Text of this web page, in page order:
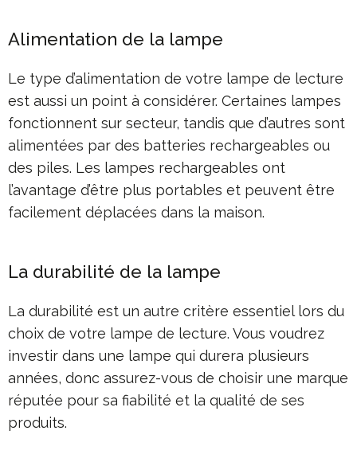
Alimentation de la lampe
Le type d’alimentation de votre lampe de lecture
est aussi un point à considérer. Certaines lampes
fonctionnent sur secteur, tandis que d’autres sont
alimentées par des batteries rechargeables ou
des piles. Les lampes rechargeables ont
l’avantage d’être plus portables et peuvent être
facilement déplacées dans la maison.
La durabilité de la lampe
La durabilité est un autre critère essentiel lors du
choix de votre lampe de lecture. Vous voudrez
investir dans une lampe qui durera plusieurs
années, donc assurez-vous de choisir une marque
réputée pour sa fiabilité et la qualité de ses
produits.